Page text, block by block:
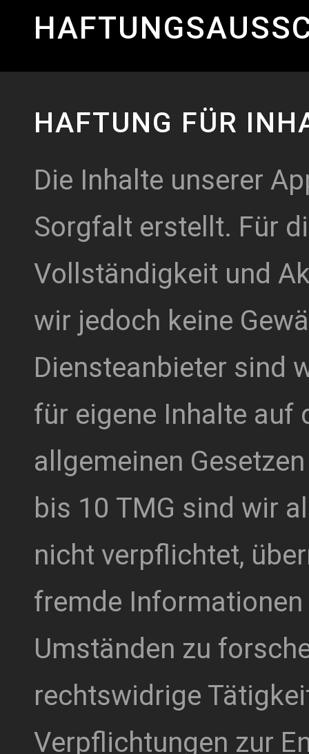
HAFTUNG FÜR
Die Inhalte unserer
Sorgfalt erstellt. Für
Vollständigkeit und
wir jedoch keine
Diensteanbieter sind
für eigene Inhalte auf
allgemeinen
bis 10 TMG sind wir
nicht verpflichtet,
fremde
Umständen zu
rechtswidrige
Verpflichtungen zur